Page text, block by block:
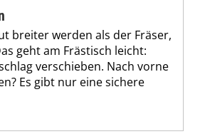
breiter werden als der Fräser,
geht am Frästisch leicht:
verschieben. Nach vorne
Es gibt nur eine sichere